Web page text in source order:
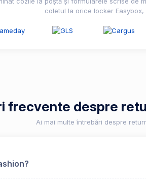
coletul la orice locker Easybox,
frecvente despre
Ai mai multe întrebări despre